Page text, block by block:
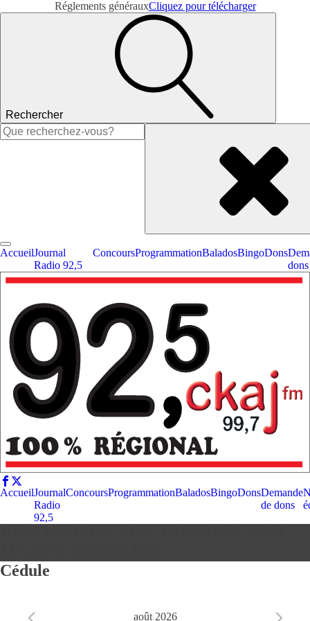
Réglements générauxCliquez pour télécharger
Rechercher
Rechercher :
AccueilJournal
Radio 92,5
ConcoursProgrammationBaladosBingoDons
dons
AccueilJournal
Radio
92,5
ConcoursProgrammationBaladosBingoDonsDemande
de dons
Cédule
août 2026